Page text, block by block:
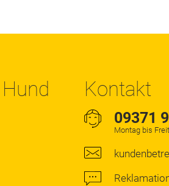
Kontakt
09371
Montag bis